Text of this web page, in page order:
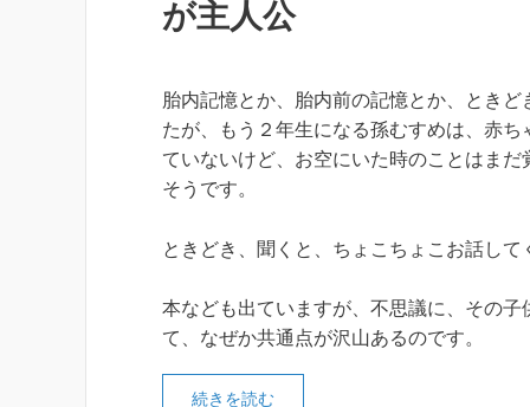
が主人公
胎内記憶とか、胎内前の記憶とか、ときど
たが、もう２年生になる孫むすめは、赤ち
ていないけど、お空にいた時のことはまだ
そうです。
ときどき、聞くと、ちょこちょこお話して
本なども出ていますが、不思議に、その子
て、なぜか共通点が沢山あるのです。
続きを読む